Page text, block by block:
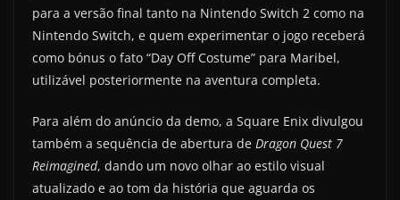
para a versão final tanto na Nintendo Switch 2 como na
Nintendo Switch, e quem experimentar o jogo receberá
como bónus o fato “Day Off Costume” para Maribel,
utilizável posteriormente na aventura completa.
Para além do anúncio da demo, a Square Enix divulgou
também a sequência de abertura de Dragon Quest 7
Reimagined, dando um novo olhar ao estilo visual
atualizado e ao tom da história que aguarda os